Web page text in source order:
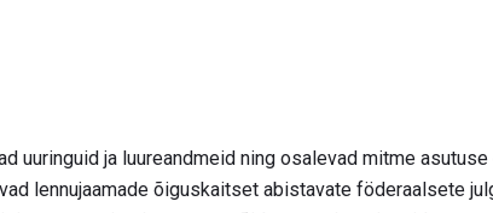
uuringuid ja luureandmeid ning osalevad mitme
lennujaamade õiguskaitset abistavate föderaalsete